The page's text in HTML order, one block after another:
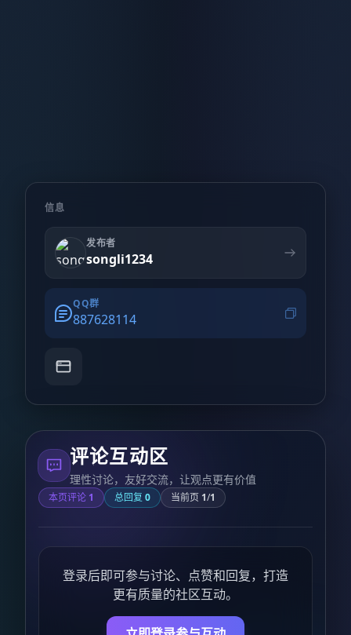
信息
发布者
songli1234
QQ群
887628114
评论互动区
理性讨论，友好交流，让观点更有价值
本页评论 1 总回复 0 当前页 1/1
登录后即可参与讨论、点赞和回复，打造
更有质量的社区互动。